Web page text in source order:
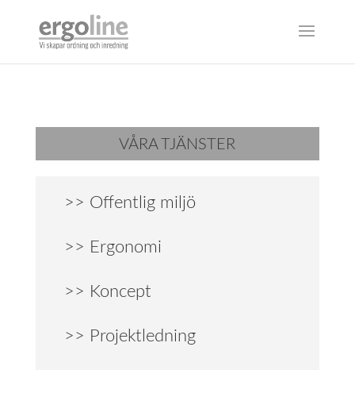
VÅRA TJÄNSTER
>> Offentlig miljö
>> Ergonomi
>> Koncept
>> Projektledning